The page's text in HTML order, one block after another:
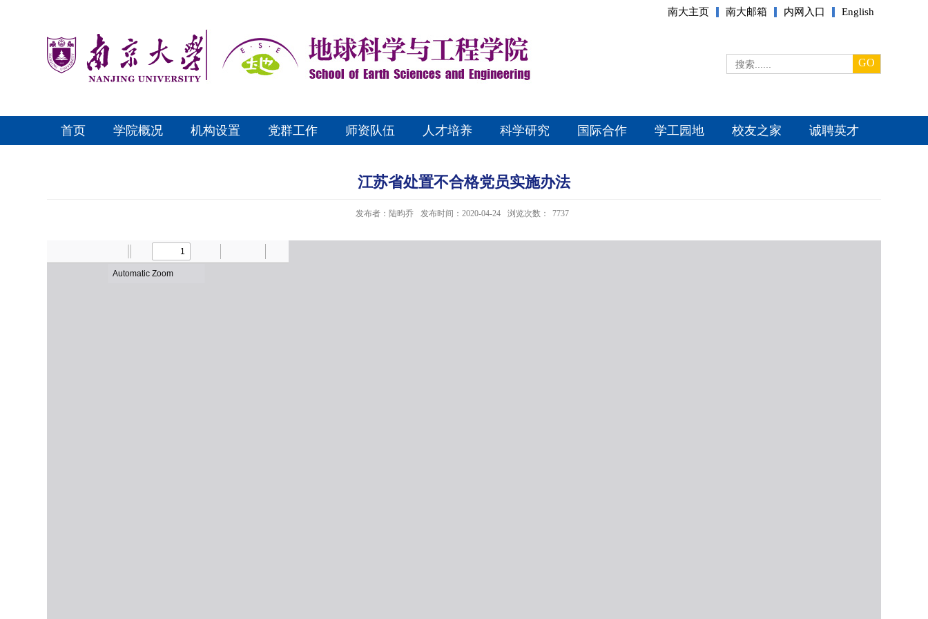
南大主页 南大邮箱 内网入口 English
GO
首页 学院概况 机构设置 党群工作 师资队伍 人才培养 科学研究 国际合作 学工园地 校友之家 诚聘英才
江苏省处置不合格党员实施办法
发布者：陆昀乔 发布时间：2020-04-24 浏览次数： 7737